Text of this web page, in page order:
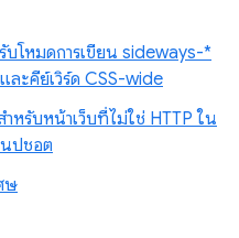
บโหมดการเขียน sideways-*
ละคีย์เวิร์ด CSS-wide
หรับหน้าเว็บที่ไม่ใช่ HTTP ใน
นปชอต
ษ